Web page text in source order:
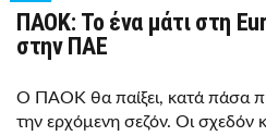
ΠΑΟΚ: Το ένα μάτι στη
στην ΠΑΕ
Ο ΠΑΟΚ θα παίξει, κατά πάσα
την ερχόμενη σεζόν. Οι σχεδόν